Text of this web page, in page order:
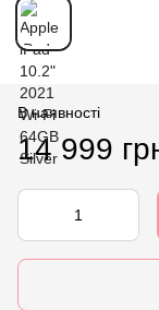
В наявності
14 999